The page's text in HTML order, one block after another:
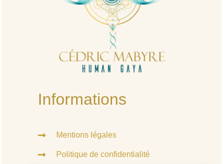
Informations
Mentions légales
Politique de confidentialité